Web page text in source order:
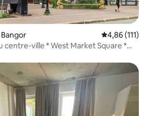
Évaluation
4,86 (111)
centre-ville * West Market Square *